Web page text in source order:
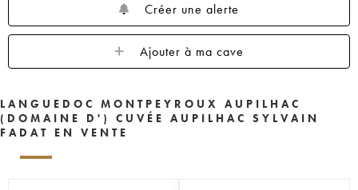
Créer une alerte
Ajouter à ma cave
LANGUEDOC MONTPEYROUX AUPILHAC
(DOMAINE D') CUVÉE AUPILHAC SYLVAIN
FADAT EN VENTE